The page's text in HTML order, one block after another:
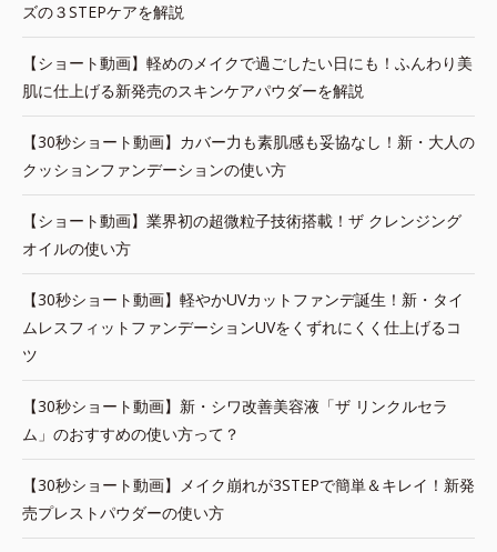
ズの３STEPケアを解説
【ショート動画】軽めのメイクで過ごしたい日にも！ふんわり美
肌に仕上げる新発売のスキンケアパウダーを解説
【30秒ショート動画】カバー力も素肌感も妥協なし！新・大人の
クッションファンデーションの使い方
【ショート動画】業界初の超微粒子技術搭載！ザ クレンジング
オイルの使い方
【30秒ショート動画】軽やかUVカットファンデ誕生！新・タイ
ムレスフィットファンデーションUVをくずれにくく仕上げるコ
ツ
【30秒ショート動画】新・シワ改善美容液「ザ リンクルセラ
ム」のおすすめの使い方って？
【30秒ショート動画】メイク崩れが3STEPで簡単＆キレイ！新発
売プレストパウダーの使い方